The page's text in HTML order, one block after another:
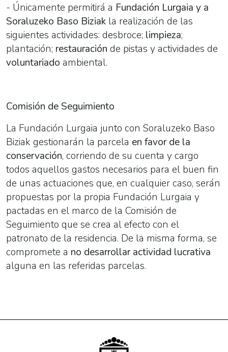
- Únicamente permitirá a Fundación Lurgaia y a
Soraluzeko Baso Biziak la realización de las
siguientes actividades: desbroce; limpieza;
plantación; restauración de pistas y actividades de
voluntariado ambiental.
Comisión de Seguimiento
La Fundación Lurgaia junto con Soraluzeko Baso
Biziak gestionarán la parcela en favor de la
conservación, corriendo de su cuenta y cargo
todos aquellos gastos necesarios para el buen fin
de unas actuaciones que, en cualquier caso, serán
propuestas por la propia Fundación Lurgaia y
pactadas en el marco de la Comisión de
Seguimiento que se crea al efecto con el
patronato de la residencia. De la misma forma, se
compromete a no desarrollar actividad lucrativa
alguna en las referidas parcelas.